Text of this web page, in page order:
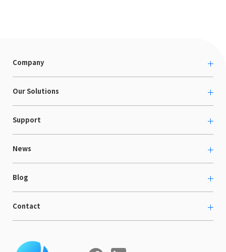
Company
About us
カルチャー
採用情報
Our Solutions
越境ECコンサルティング
Shopee支援
LaunchCart
海外向けホームページ制作
COMPE NAVI
Support
お役立ち資料
セミナー情報
News
プレスリリース
イベント
ニュース
Blog
ECブログ
開発ブログ
Contact